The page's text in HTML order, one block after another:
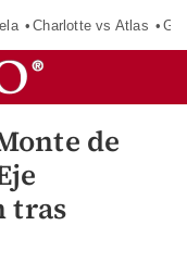
Charlotte vs Atlas
de
tras